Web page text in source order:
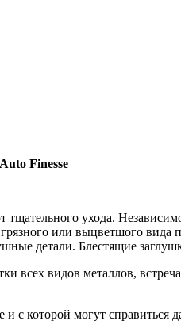
Finesse
ухода.
или выцветшого вида
детали. Блестящие
всех видов металлов,
и с которой могут